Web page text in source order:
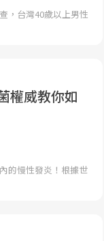
，台灣40歲以上男性
權威教你如
的慢性發炎！根據世